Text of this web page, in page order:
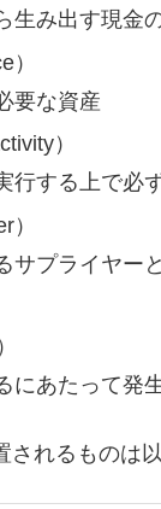
生み出す現金
要な資産
）
する上で必
プライヤー
あたって発
れるものは